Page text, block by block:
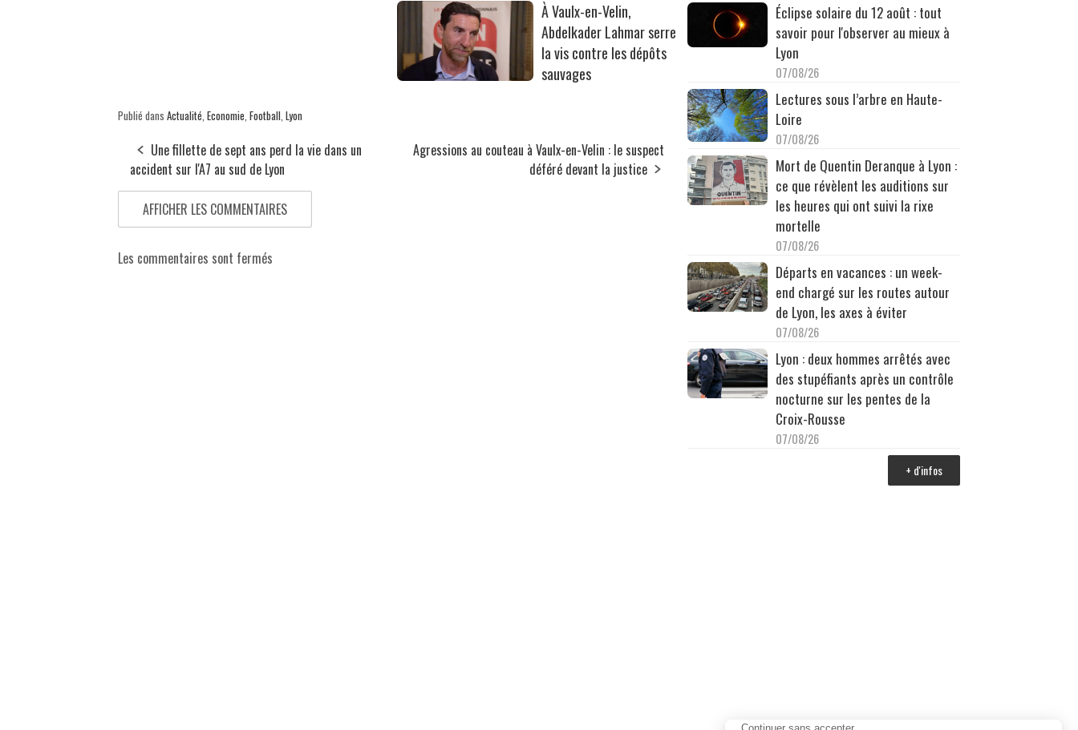
À Vaulx-en-Velin,
Abdelkader Lahmar serre
la vis contre les dépôts
sauvages
Publié dans Actualité, Economie, Football, Lyon
Une fillette de sept ans perd la vie dans un
accident sur l'A7 au sud de Lyon
Agressions au couteau à Vaulx-en-Velin : le suspect
déféré devant la justice
AFFICHER LES COMMENTAIRES
Les commentaires sont fermés
Éclipse solaire du 12 août : tout
savoir pour l'observer au mieux à
Lyon
07/08/26
Lectures sous l’arbre en Haute-
Loire
07/08/26
Mort de Quentin Deranque à Lyon :
ce que révèlent les auditions sur
les heures qui ont suivi la rixe
mortelle
07/08/26
Départs en vacances : un week-
end chargé sur les routes autour
de Lyon, les axes à éviter
07/08/26
Lyon : deux hommes arrêtés avec
des stupéfiants après un contrôle
nocturne sur les pentes de la
Croix-Rousse
07/08/26
+ d'infos